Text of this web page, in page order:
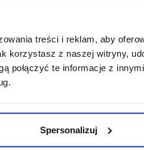
treści i reklam, aby
korzystasz z naszej witryny,
połączyć te informacje z
Spersonalizuj